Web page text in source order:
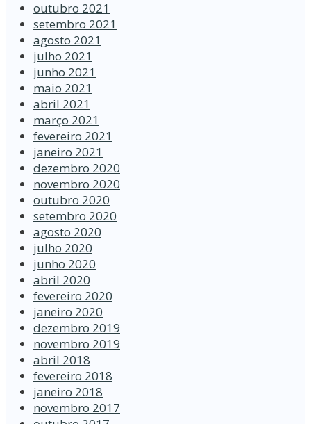
outubro 2021
setembro 2021
agosto 2021
julho 2021
junho 2021
maio 2021
abril 2021
março 2021
fevereiro 2021
janeiro 2021
dezembro 2020
novembro 2020
outubro 2020
setembro 2020
agosto 2020
julho 2020
junho 2020
abril 2020
fevereiro 2020
janeiro 2020
dezembro 2019
novembro 2019
abril 2018
fevereiro 2018
janeiro 2018
novembro 2017